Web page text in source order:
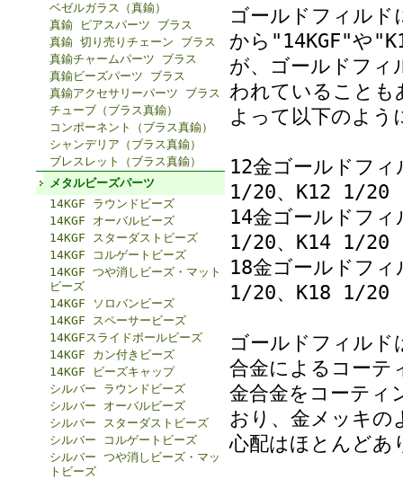
ベゼルガラス（真鍮）
真鍮 ピアスパーツ ブラス
真鍮 切り売りチェーン ブラス
真鍮チャームパーツ ブラス
真鍮ビーズパーツ ブラス
真鍮アクセサリーパーツ ブラス
チューブ（ブラス真鍮）
コンポーネント（ブラス真鍮）
シャンデリア（ブラス真鍮）
ブレスレット（ブラス真鍮）
メタルビーズパーツ
14KGF ラウンドビーズ
14KGF オーバルビーズ
14KGF スターダストビーズ
14KGF コルゲートビーズ
14KGF つや消しビーズ・マット
ビーズ
14KGF ソロバンビーズ
14KGF スペーサービーズ
14KGFスライドボールビーズ
14KGF カン付きビーズ
14KGF ビーズキャップ
シルバー ラウンドビーズ
シルバー オーバルビーズ
シルバー スターダストビーズ
シルバー コルゲートビーズ
シルバー つや消しビーズ・マッ
トビーズ
ゴールドフィル
から"14KGF"や
が、ゴールドフィ
われていることも
よって以下のよう
12金ゴールドフ
1/20、K12 1/20
14金ゴールドフ
1/20、K14 1/20
18金ゴールドフ
1/20、K18 1/20
ゴールドフィル
合金によるコーテ
金合金をコーティ
おり、金メッキ
心配はほとんどあ